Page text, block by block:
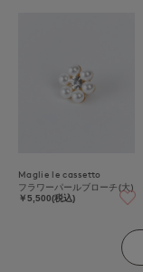
Maglie le cassetto
フラワーパールブローチ(大)
￥5,500(税込)